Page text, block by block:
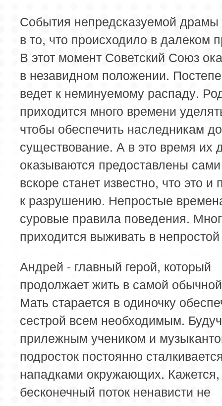
События непредсказуемой драмы
в то, что происходило в далеком
В этот момент Советский Союз
в незавидном положении.
ведет к неминуемому распаду.
приходится много времени
чтобы обеспечить наследникам
существование. А в это время их
оказываются предоставлены
вскоре станет известно, что это и
к разрушению. Непростые
суровые правила поведения.
приходится выживать в
Андрей - главный герой, который
продолжает жить в самой
Мать старается в одиночку
сестрой всем необходимым.
прилежным учеником и
подросток постоянно
нападками окружающих. Кажется,
бесконечный поток ненависти не